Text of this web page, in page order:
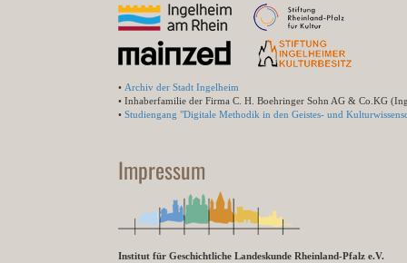
• Archiv der Stadt Ingelheim
• Inhaberfamilie der Firma C. H. Boehringer Sohn AG & Co.KG
• Studiengang "Digitale Methodik in den Geistes- und
Impressum
Institut für Geschichtliche Landeskunde Rheinland-Pfalz e.V.